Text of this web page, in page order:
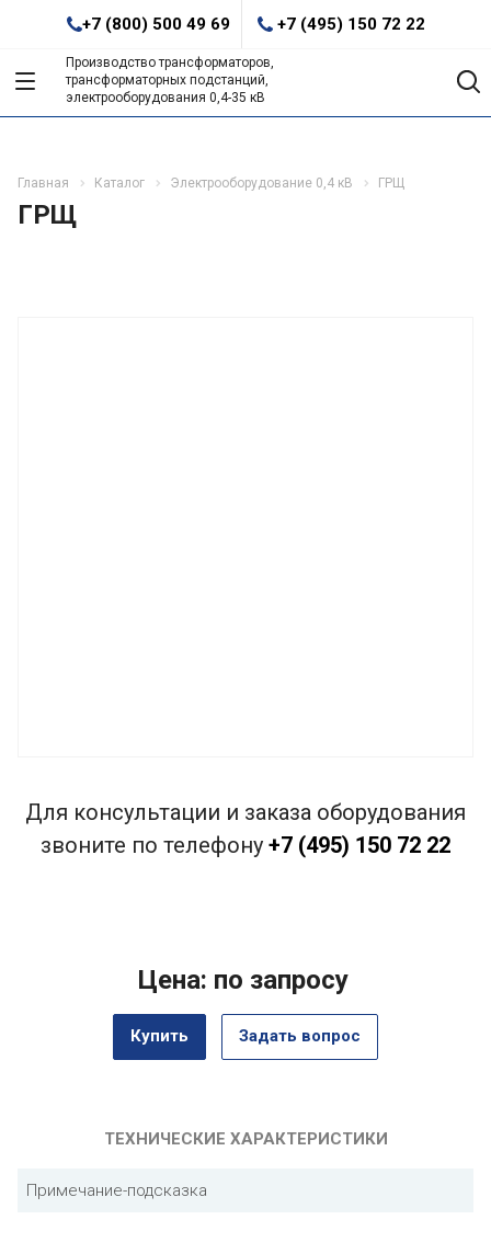
+7 (800) 500 49 69 +7 (495) 150 72 22
Производство трансформаторов,
трансформаторных подстанций,
электрооборудования 0,4-35 кВ
Главная Каталог Электрооборудование 0,4 кВ ГРЩ
ГРЩ
Для консультации и заказа оборудования
звоните по телефону +7 (495) 150 72 22
Цена: по запросу
Купить Задать вопрос
ТЕХНИЧЕСКИЕ ХАРАКТЕРИСТИКИ
Примечание-подсказка